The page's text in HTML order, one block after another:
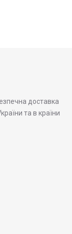
доставка
та в країни